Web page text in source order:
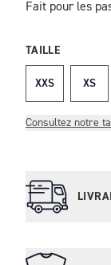
Fait pour les
TAILLE
XXS XS
Consultez notre